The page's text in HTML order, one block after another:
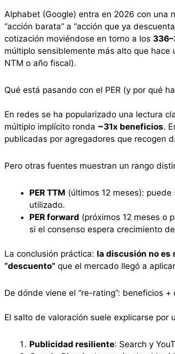
Alphabet (Google) entra en 2026 con una
“acción barata” a “acción que ya
cotización moviéndose en torno a los
múltiplo sensiblemente más alto que
NTM o año fiscal).
Qué está pasando con el PER (y por qué
En redes se ha popularizado una lectura
múltiplo implícito ronda ~31x beneficios.
publicadas por agregadores que recogen
Pero otras fuentes muestran un rango
PER TTM (últimos 12 meses):
utilizado.
PER forward (próximos 12 meses o
si el consenso espera crecimiento
La conclusión práctica: la discusión no es
“descuento”que el mercado llegó a
De dónde viene el “re-rating”: beneficios +
El salto de valoración suele explicarse por
Publicidad resiliente: Search y